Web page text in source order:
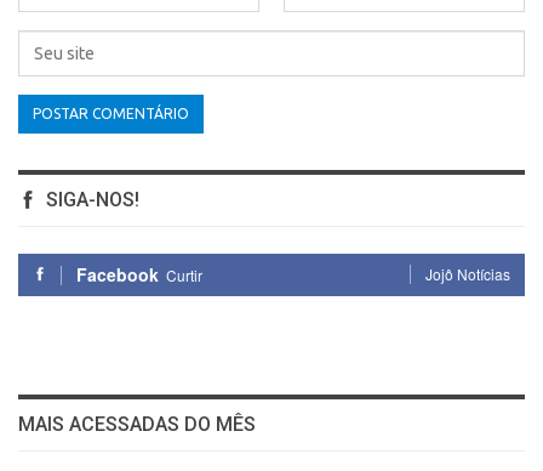
SIGA-NOS!
Facebook Curtir Jojô Notícias
MAIS ACESSADAS DO MÊS